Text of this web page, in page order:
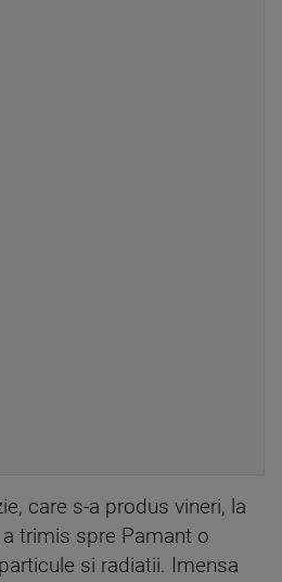
care s-a produs vineri, la
trimis spre Pamant o
si radiatii. Imensa